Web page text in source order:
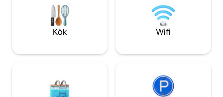
har en pålitlig RESEBYRÅ med en
professionell personal för att sortera
turer och resor runt Cusco. Vi erbjuder
dig också FLYGPLATSUPHÄMTNING och
17:00, efter detta
på hotellet intill
Kök Wifi